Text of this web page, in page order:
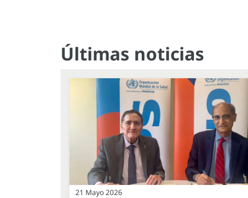
Últimas noticias
21 Mayo 2026